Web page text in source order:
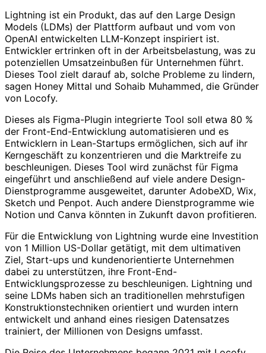
Lightning ist ein Produkt, das auf den Large Design
Models (LDMs) der Plattform aufbaut und vom von
OpenAI entwickelten LLM-Konzept inspiriert ist.
Entwickler ertrinken oft in der Arbeitsbelastung, was zu
potenziellen Umsatzeinbußen für Unternehmen führt.
Dieses Tool zielt darauf ab, solche Probleme zu lindern,
sagen Honey Mittal und Sohaib Muhammed, die Gründer
von Locofy.
Dieses als Figma-Plugin integrierte Tool soll etwa 80 %
der Front-End-Entwicklung automatisieren und es
Entwicklern in Lean-Startups ermöglichen, sich auf ihr
Kerngeschäft zu konzentrieren und die Marktreife zu
beschleunigen. Dieses Tool wird zunächst für Figma
eingeführt und anschließend auf viele andere Design-
Dienstprogramme ausgeweitet, darunter AdobeXD, Wix,
Sketch und Penpot. Auch andere Dienstprogramme wie
Notion und Canva könnten in Zukunft davon profitieren.
Für die Entwicklung von Lightning wurde eine Investition
von 1 Million US-Dollar getätigt, mit dem ultimativen
Ziel, Start-ups und kundenorientierte Unternehmen
dabei zu unterstützen, ihre Front-End-
Entwicklungsprozesse zu beschleunigen. Lightning und
seine LDMs haben sich an traditionellen mehrstufigen
Konstruktionstechniken orientiert und wurden intern
entwickelt und anhand eines riesigen Datensatzes
trainiert, der Millionen von Designs umfasst.